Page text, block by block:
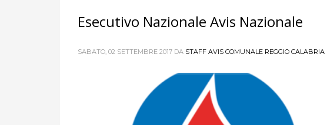
Esecutivo Nazionale Avis Nazionale
SABATO, 02 SETTEMBRE 2017 DA STAFF AVIS COMUNALE REGGIO CALABRIA